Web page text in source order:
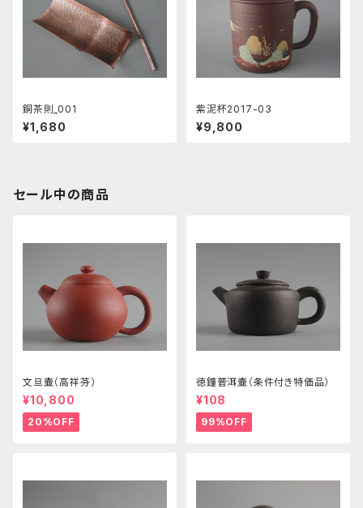
銅茶則_001
¥1,680
紫泥杯2017-03
¥9,800
セール中の商品
文旦壷（高祥芬）
¥10,800
20%OFF
徳鐘普洱壷（条件付き特価品）
¥108
99%OFF